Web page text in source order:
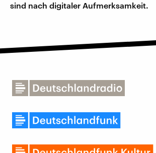
sind nach digitaler Aufmerksamkeit.